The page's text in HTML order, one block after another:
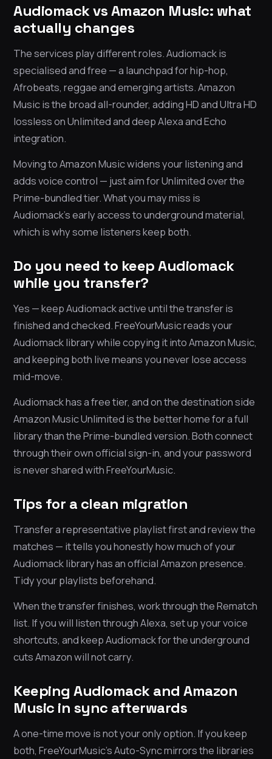
Audiomack vs Amazon Music: what
actually changes
The services play different roles. Audiomack is
specialised and free — a launchpad for hip-hop,
Afrobeats, reggae and emerging artists. Amazon
Music is the broad all-rounder, adding HD and Ultra HD
lossless on Unlimited and deep Alexa and Echo
integration.
Moving to Amazon Music widens your listening and
adds voice control — just aim for Unlimited over the
Prime-bundled tier. What you may miss is
Audiomack’s early access to underground material,
which is why some listeners keep both.
Do you need to keep Audiomack
while you transfer?
Yes — keep Audiomack active until the transfer is
finished and checked. FreeYourMusic reads your
Audiomack library while copying it into Amazon Music,
and keeping both live means you never lose access
mid-move.
Audiomack has a free tier, and on the destination side
Amazon Music Unlimited is the better home for a full
library than the Prime-bundled version. Both connect
through their own official sign-in, and your password
is never shared with FreeYourMusic.
Tips for a clean migration
Transfer a representative playlist first and review the
matches — it tells you honestly how much of your
Audiomack library has an official Amazon presence.
Tidy your playlists beforehand.
When the transfer finishes, work through the Rematch
list. If you will listen through Alexa, set up your voice
shortcuts, and keep Audiomack for the underground
cuts Amazon will not carry.
Keeping Audiomack and Amazon
Music in sync afterwards
A one-time move is not your only option. If you keep
both, FreeYourMusic’s Auto-Sync mirrors the libraries